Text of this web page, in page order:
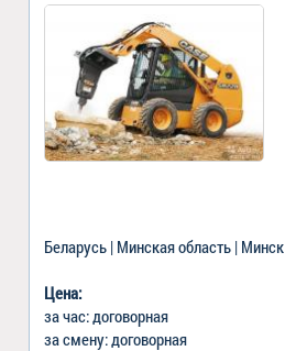
Беларусь | Минская область | Минск
Цена:
за час: договорная
за смену: договорная